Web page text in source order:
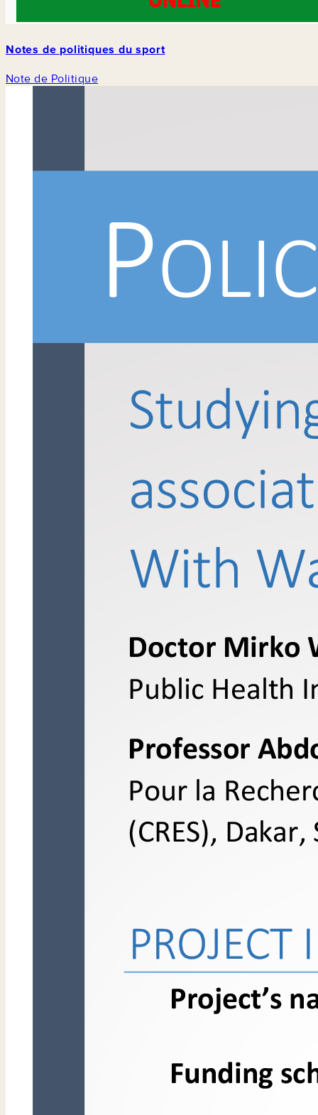
Notes de politiques du sport
Note de Politique